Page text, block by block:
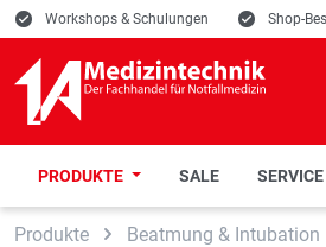
Zur Suche springen
Zur Hauptnavigation springen
E Workshops & Schulungen E Shop-
PRODUKTE SALE SERVICE
Produkte Beatmung & Intubation